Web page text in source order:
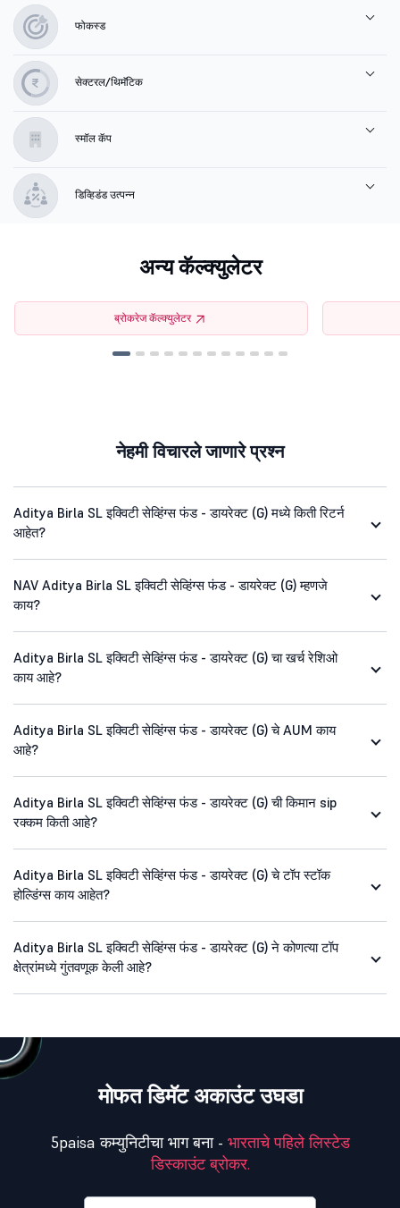
फोकस्ड
सेक्टरल/थिमॅटिक
स्मॉल कॅप
डिव्हिडंड उत्पन्न
अन्य कॅल्क्युलेटर
ब्रोकरेज कॅल्क्युलेटर
नेहमी विचारले जाणारे प्रश्न
Aditya Birla SL इक्विटी सेव्हिंग्स फंड - डायरेक्ट (G) मध्ये किती रिटर्न
आहेत?
NAV Aditya Birla SL इक्विटी सेव्हिंग्स फंड - डायरेक्ट (G) म्हणजे
काय?
Aditya Birla SL इक्विटी सेव्हिंग्स फंड - डायरेक्ट (G) चा खर्च रेशिओ
काय आहे?
Aditya Birla SL इक्विटी सेव्हिंग्स फंड - डायरेक्ट (G) चे AUM काय
आहे?
Aditya Birla SL इक्विटी सेव्हिंग्स फंड - डायरेक्ट (G) ची किमान sip
रक्कम किती आहे?
Aditya Birla SL इक्विटी सेव्हिंग्स फंड - डायरेक्ट (G) चे टॉप स्टॉक
होल्डिंग्स काय आहेत?
Aditya Birla SL इक्विटी सेव्हिंग्स फंड - डायरेक्ट (G) ने कोणत्या टॉप
क्षेत्रांमध्ये गुंतवणूक केली आहे?
मोफत डिमॅट अकाउंट उघडा
5paisa कम्युनिटीचा भाग बना - भारताचे पहिले लिस्टेड
डिस्काउंट ब्रोकर.